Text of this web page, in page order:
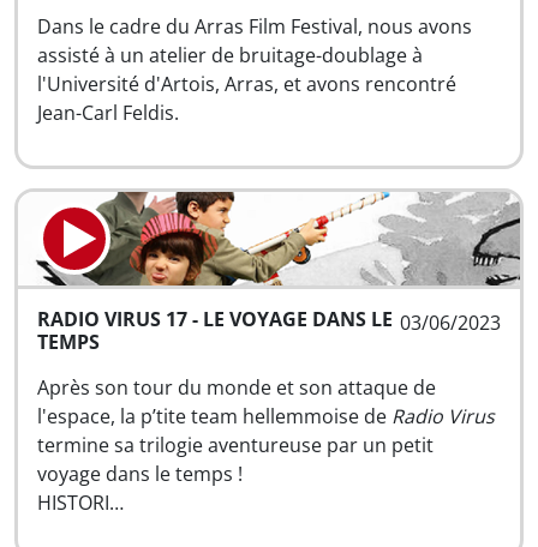
Dans le cadre du Arras Film Festival, nous avons
assisté à un atelier de bruitage-doublage à
l'Université d'Artois, Arras, et avons rencontré
Jean-Carl Feldis.
03/06/2023
RADIO VIRUS 17 - LE VOYAGE DANS LE
TEMPS
Après son tour du monde et son attaque de
l'espace, la p’tite team hellemmoise de Radio Virus
termine sa trilogie aventureuse par un petit
voyage dans le temps !
HISTORI…